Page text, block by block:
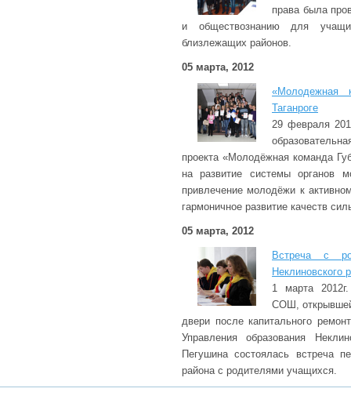
права была
и обществознанию для
близлежащих районов.
05 марта, 2012
«Молодежная
Таганроге
29 февраля
проекта «Молодёжная команда
на развитие системы органов
привлечение молодёжи к
гармоничное развитие качеств
05 марта, 2012
Встреча с
Неклиновского
1 марта
СОШ, открывшей
двери после капитального
Управления образования
Пегушина состоялась встреча
района с родителями учащихся.